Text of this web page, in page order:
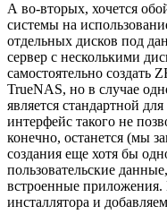
А во-вторых, хочется
системы на
отдельных дисков под
сервер с несколькими
самостоятельно создать
TrueNAS, но в случае
является стандартной
интерфейс такого не
конечно, останется (мы
создания еще хотя бы
пользовательские
встроенные приложения.
инсталлятора и